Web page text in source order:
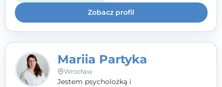
Zobacz profil
Mariia Partyka
Wrocław
Jestem psycholożką i